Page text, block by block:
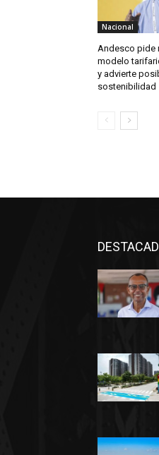
Nacional
Andesco pide
modelo
y advierte
sostenibilidad